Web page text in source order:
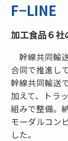
F−LINE
加工食品６
幹線共同輸
合同で推進し
幹線共同輸送
加えて、トラ
組みで整備。
モーダルコン
した。